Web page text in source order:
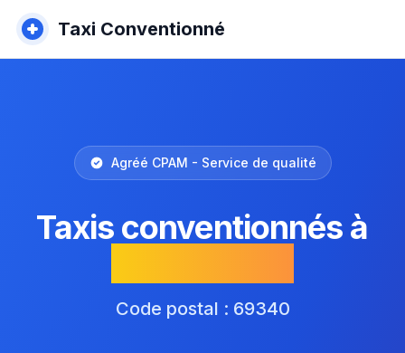
Taxi Conventionné
Agréé CPAM - Service de qualité
Taxis conventionnés à
Code postal : 69340